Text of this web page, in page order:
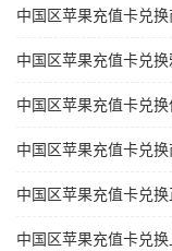
中国区苹果充值卡兑
中国区苹果充值卡兑
中国区苹果充值卡兑
中国区苹果充值卡兑
中国区苹果充值卡兑
中国区苹果充值卡兑